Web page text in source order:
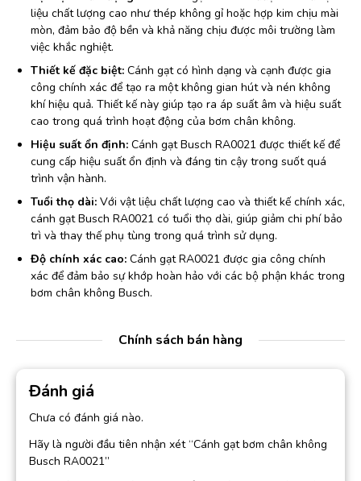
liệu chất lượng cao như thép không gỉ hoặc hợp kim chịu mài
mòn, đảm bảo độ bền và khả năng chịu được môi trường làm
việc khắc nghiệt.
Thiết kế đặc biệt: Cánh gạt có hình dạng và cạnh được gia
công chính xác để tạo ra một không gian hút và nén không
khí hiệu quả. Thiết kế này giúp tạo ra áp suất âm và hiệu suất
cao trong quá trình hoạt động của bơm chân không.
Hiệu suất ổn định: Cánh gạt Busch RA0021 được thiết kế để
cung cấp hiệu suất ổn định và đáng tin cậy trong suốt quá
trình vận hành.
Tuổi thọ dài: Với vật liệu chất lượng cao và thiết kế chính xác,
cánh gạt Busch RA0021 có tuổi thọ dài, giúp giảm chi phí bảo
trì và thay thế phụ tùng trong quá trình sử dụng.
Độ chính xác cao: Cánh gạt RA0021 được gia công chính
xác để đảm bảo sự khớp hoàn hảo với các bộ phận khác trong
bơm chân không Busch.
Chính sách bán hàng
Đánh giá
Chưa có đánh giá nào.
Hãy là người đầu tiên nhận xét “Cánh gạt bơm chân không
Busch RA0021”